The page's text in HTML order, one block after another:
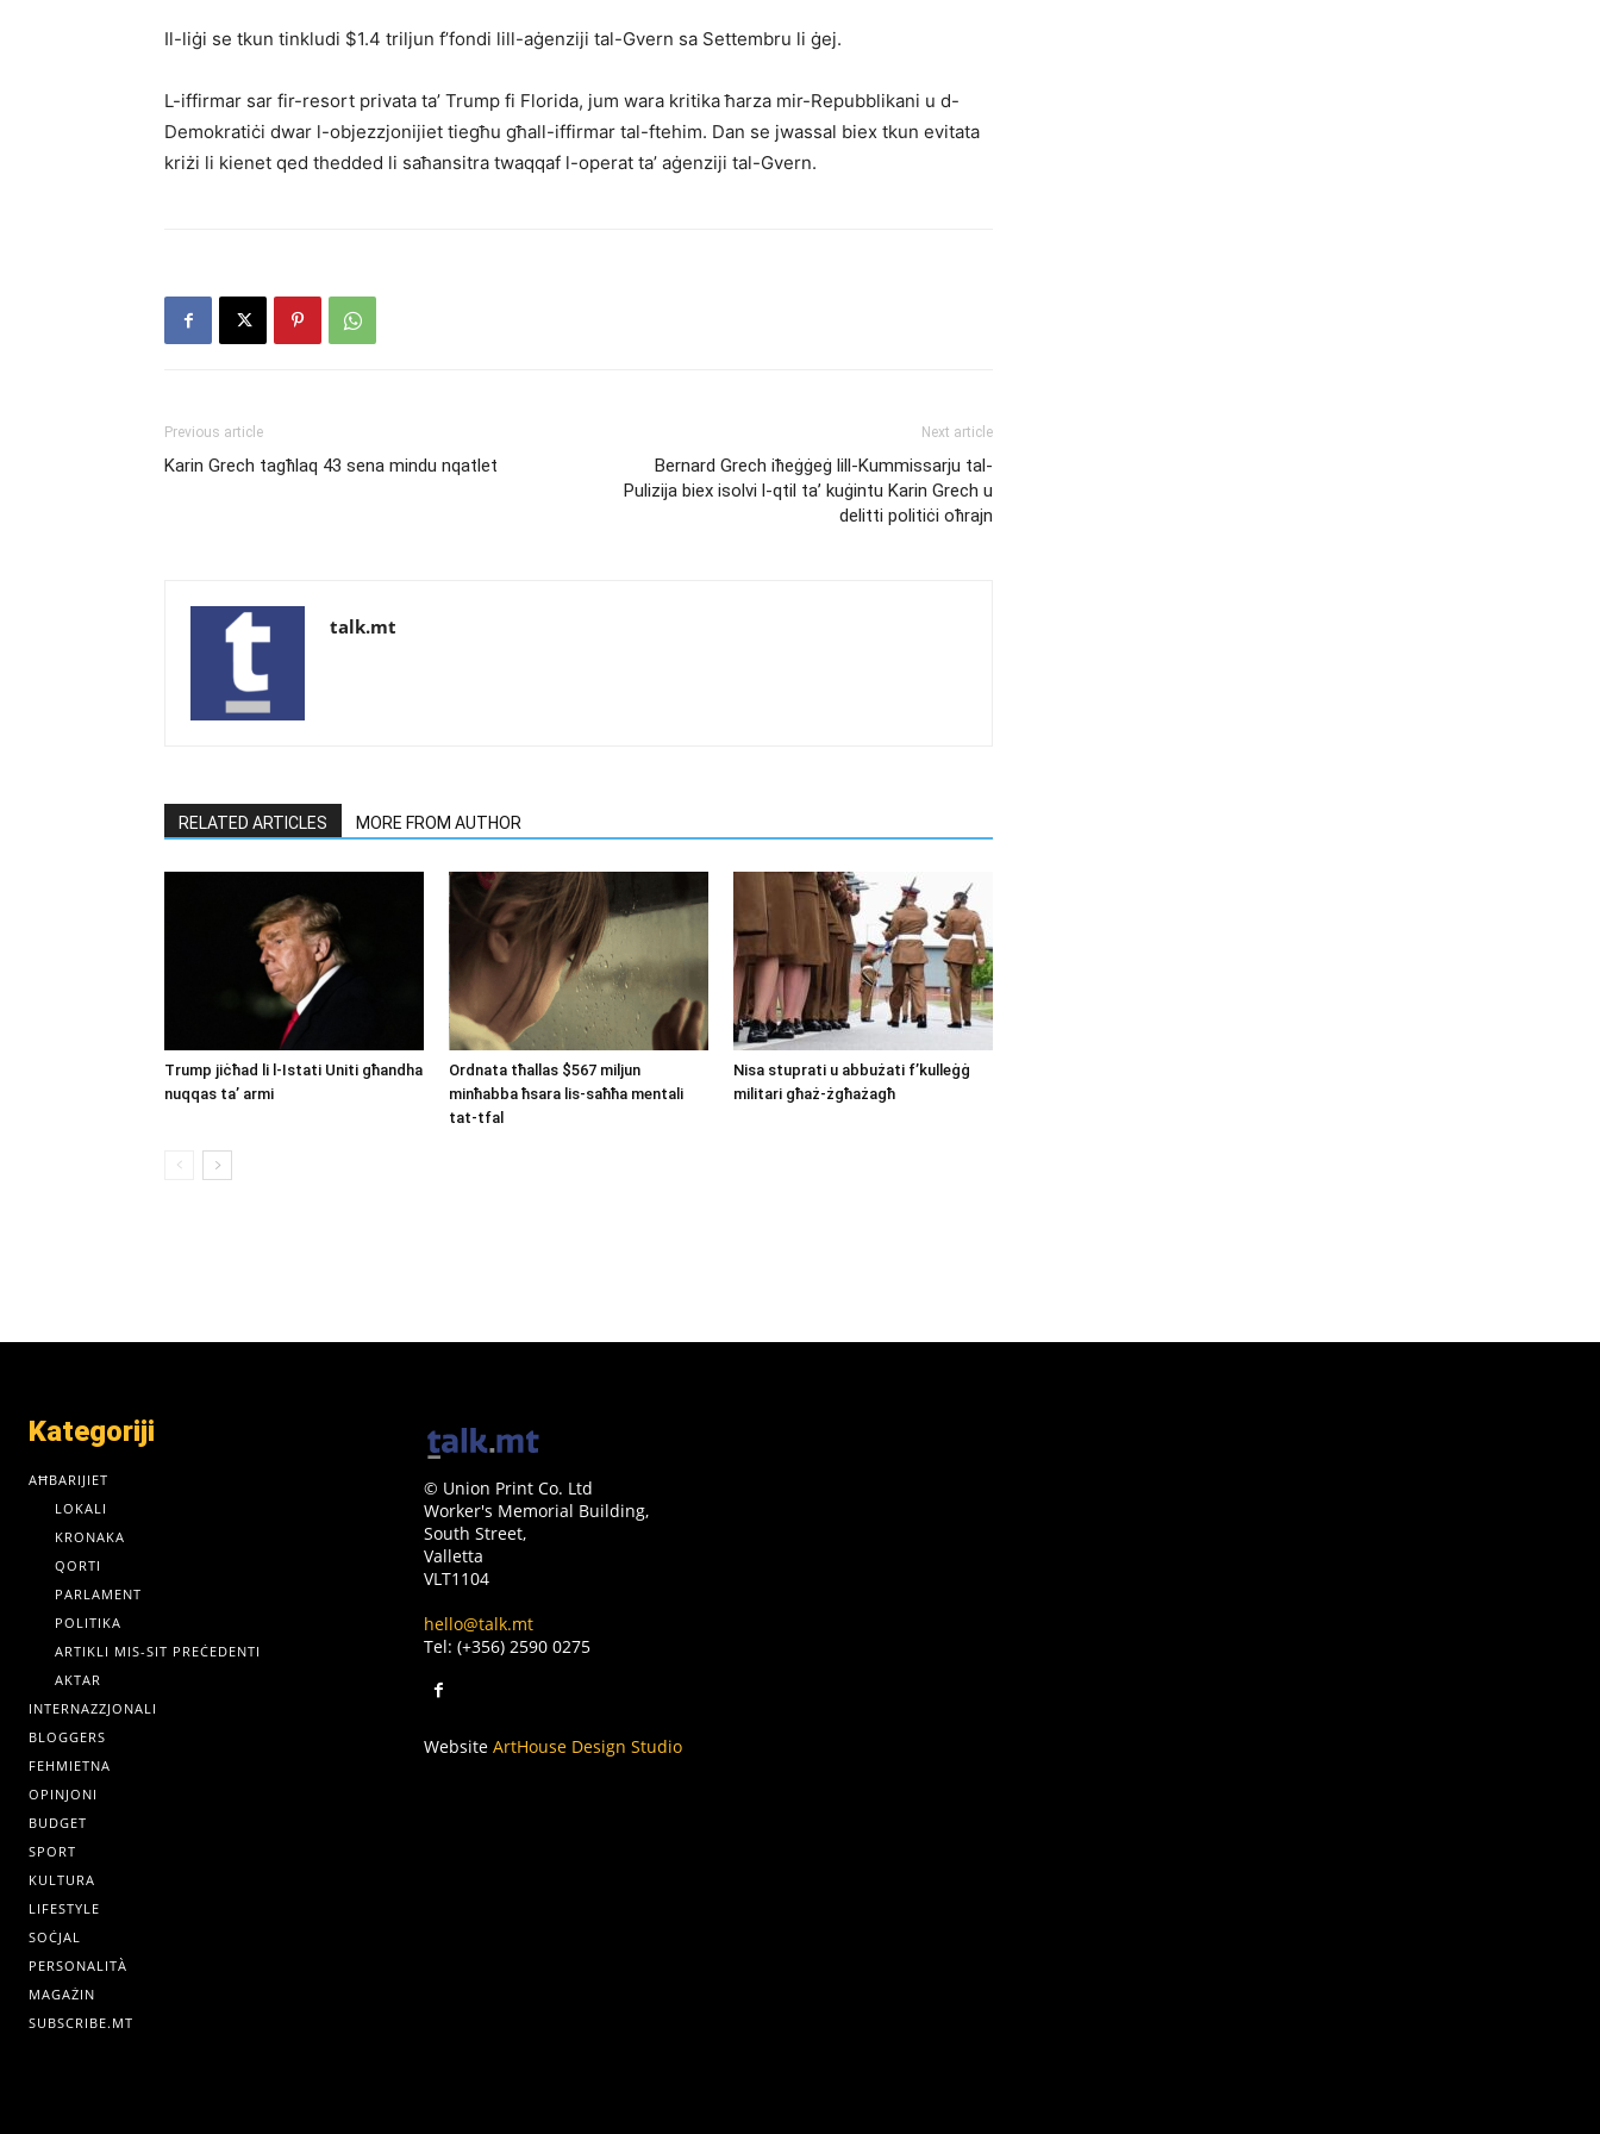
Il-liġi se tkun tinkludi $1.4 triljun f’fondi lill-aġenziji tal-Gvern sa Settembru li ġej.
L-iffirmar sar fir-resort privata ta’ Trump fi Florida, jum wara kritika ħarza mir-Repubblikani u d-
Demokratiċi dwar l-objezzjonijiet tiegħu għall-iffirmar tal-ftehim. Dan se jwassal biex tkun evitata
kriżi li kienet qed thedded li saħansitra twaqqaf l-operat ta’ aġenziji tal-Gvern.
Previous article
Karin Grech tagħlaq 43 sena mindu nqatlet
Next article
Bernard Grech iħeġġeġ lill-Kummissarju tal-
Pulizija biex isolvi l-qtil ta’ kuġintu Karin Grech u
delitti politiċi oħrajn
talk.mt
RELATED ARTICLES MORE FROM AUTHOR
Trump jiċħad li l-Istati Uniti għandha
nuqqas ta’ armi
Ordnata tħallas $567 miljun
minħabba ħsara lis-saħħa mentali
tat-tfal
Nisa stuprati u abbużati f’kulleġġ
militari għaż-żgħażagħ
Kategoriji
AĦBARIJIET
LOKALI
KRONAKA
QORTI
PARLAMENT
POLITIKA
ARTIKLI MIS-SIT PREĊEDENTI
AKTAR
INTERNAZZJONALI
BLOGGERS
FEHMIETNA
OPINJONI
BUDGET
SPORT
KULTURA
LIFESTYLE
SOĊJAL
PERSONALITÀ
MAGAŻIN
SUBSCRIBE.MT
© Union Print Co. Ltd
Worker's Memorial Building,
South Street,
Valletta
VLT1104
hello@talk.mt
Tel: (+356) 2590 0275
Website ArtHouse Design Studio